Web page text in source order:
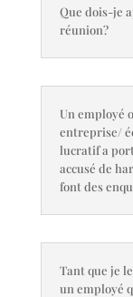
Que dois-je
réunion?
Un employé
entreprise/
lucratif a
accusé de
font des
Tant que je
un employé